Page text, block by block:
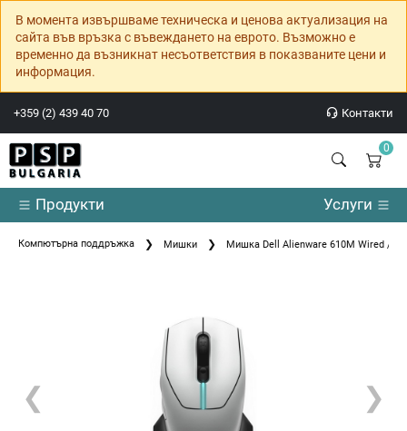
В момента извършваме техническа и ценова актуализация на
сайта във връзка с въвеждането на еврото. Възможно е
временно да възникнат несъответствия в показваните цени и
информация.
+359 (2) 439 40 70 Контакти
0
Продукти Услуги
Компютърна поддръжка Мишки Мишка Dell Alienware 610M Wired /
❮ ❯